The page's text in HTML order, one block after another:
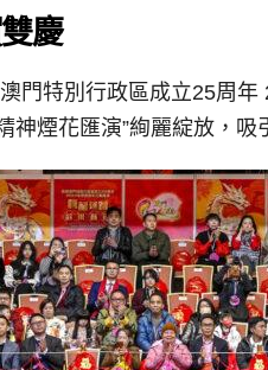
慶
門特別行政區成立25周
煙花匯演”絢麗綻放，